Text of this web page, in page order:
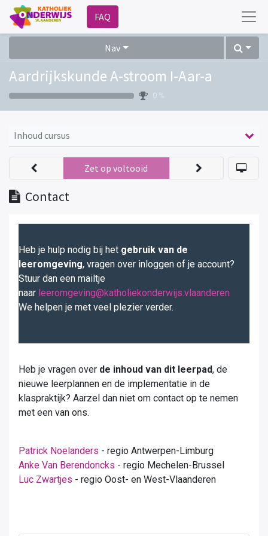
FAQ
Nav
Aardrijkskunde A-stroom I-Aar-a
0 %
Inhoud cursus
Contact
Zet op voltooid
Heb je hulp nodig bij het gebruik van de
leeromgeving, vragen over inloggen of je account?
Stuur dan een mailtje
naar leeromgeving@katholiekonderwijs.vlaanderen
We helpen je met veel plezier verder.
Heb je vragen over de inhoud van dit leerpad, de
nieuwe leerplannen en de implementatie in de
klaspraktijk? Aarzel dan niet om contact op te nemen
met een van ons.
Patrick Noelanders - regio Antwerpen-Limburg
Anke Van Berendoncks - regio Mechelen-Brussel
Luc Zwartjes - regio Oost- en West-Vlaanderen